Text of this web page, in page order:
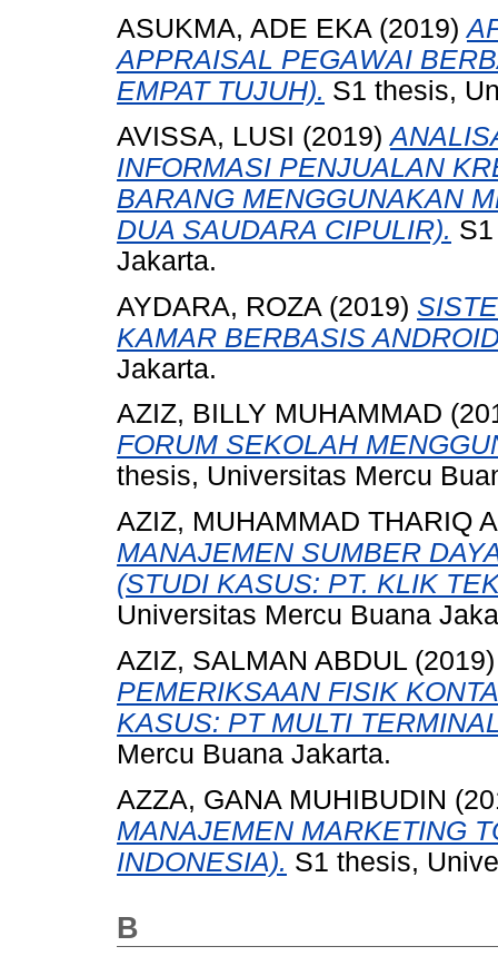
ASUKMA, ADE EKA (2019)
APPRAISAL PEGAWAI
EMPAT TUJUH). S1 thesis,
AVISSA, LUSI (2019)
INFORMASI PENJUALAN
BARANG MENGGUNAKAN
DUA SAUDARA CIPULIR).
Jakarta.
AYDARA, ROZA (2019)
KAMAR BERBASIS
Jakarta.
AZIZ, BILLY MUHAMMAD
FORUM SEKOLAH
thesis, Universitas Mercu
AZIZ, MUHAMMAD THARIQ
MANAJEMEN SUMBER
(STUDI KASUS: PT. KLIK
Universitas Mercu Buana
AZIZ, SALMAN ABDUL
PEMERIKSAAN FISIK
KASUS: PT MULTI
Mercu Buana Jakarta.
AZZA, GANA MUHIBUDIN
MANAJEMEN MARKETING
INDONESIA). S1 thesis,
B